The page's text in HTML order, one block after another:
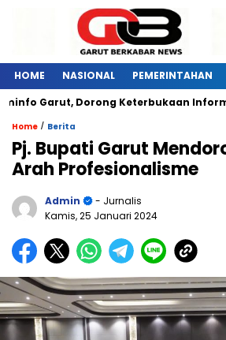
HOME NASIONAL PEMERINTAHAN
Garut, Dorong Keterbukaan Informasi
Home / Berita
Pj. Bupati Garut
Arah Profesionalisme
Admin
- Jurnalis
Kamis, 25 Januari 2024